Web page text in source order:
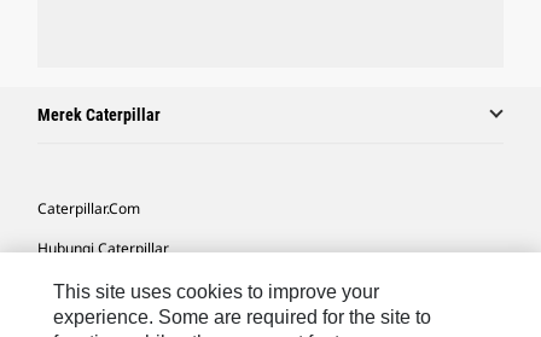
Merek Caterpillar
Caterpillar.com
Hubungi Caterpillar
Preferensi Pemasaran Saya
Peta Situs
This site uses cookies to improve your
experience. Some are required for the site to